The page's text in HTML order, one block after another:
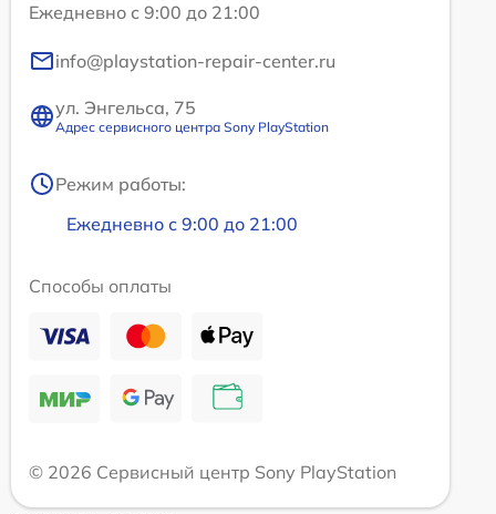
Ежедневно с 9:00 до 21:00
info@playstation-repair-center.ru
ул. Энгельса, 75
Адрес сервисного центра Sony PlayStation
Режим работы:
Ежедневно с 9:00 до 21:00
Способы оплаты
© 2026 Сервисный центр Sony PlayStation